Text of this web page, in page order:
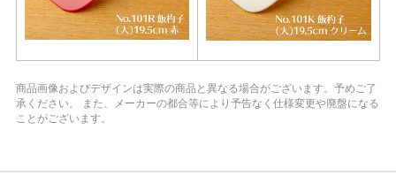
商品画像およびデザインは実際の商品と異なる場合がございます。予めご了
承ください。
また、メーカーの都合等により予告なく仕様変更や廃盤になる
ことがございます。